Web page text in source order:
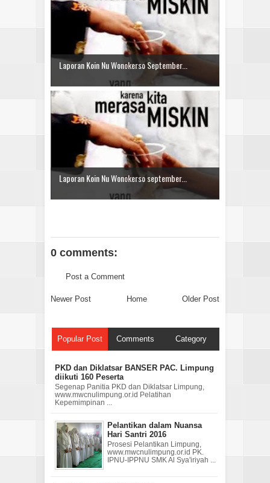
Laporan Koin Nu Wonokerso September...
Laporan Koin Nu Wonokerso september...
0 comments:
Post a Comment
Newer Post Older Post
Home
Popular Post Comments Category
PKD dan Diklatsar BANSER PAC. Limpung
diikuti 160 Peserta
Segenap Panitia PKD dan Diklatsar Limpung,
www.mwcnulimpung.or.id Pelatihan
Kepemimpinan ...
Pelantikan dalam Nuansa
Hari Santri 2016
Prosesi Pelantikan Limpung,
www.mwcnulimpung.or.id PK.
IPNU-IPPNU SMK Al Sya'iriyah ...